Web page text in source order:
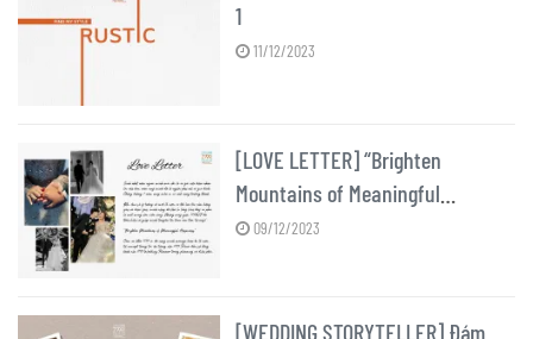
1
11/12/2023
[LOVE LETTER] “Brighten
Mountains of Meaningful
Happiness”
09/12/2023
[WEDDING STORYTELLER] Đám